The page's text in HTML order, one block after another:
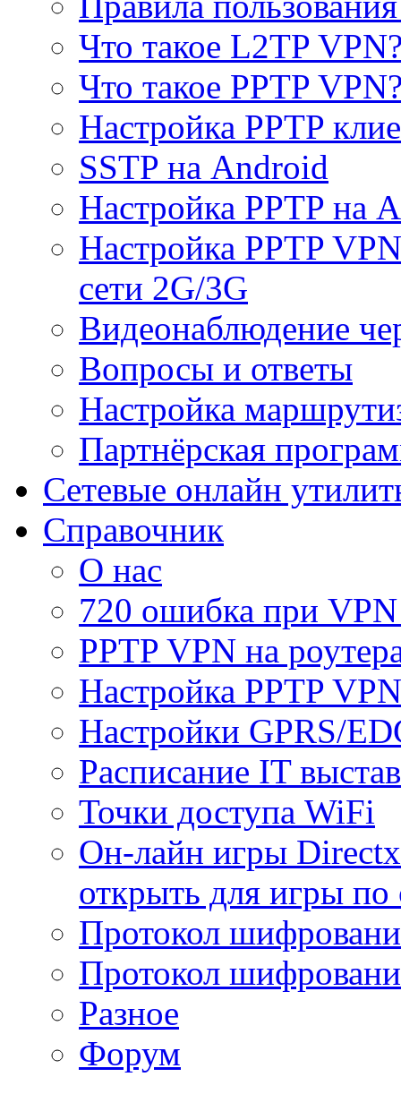
Что такое L2TP
Что такое PPTP
Настройка PPTP
SSTP на Android
Настройка PPTP на
Настройка PPTP
сети 2G/3G
Видеонаблюдение
Вопросы и ответы
Настройка
Партнёрская
Сетевые онлайн
Справочник
О нас
720 ошибка при
PPTP VPN на
Настройка PPTP
Настройки GPRS/
Расписание IT
Точки доступа WiFi
Он-лайн игры
открыть для игры по
Протокол
Протокол
Разное
Форум